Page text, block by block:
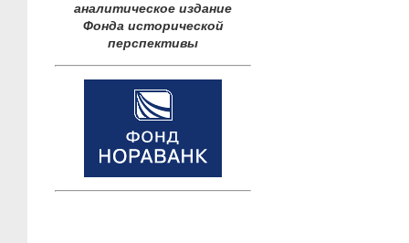
аналитическое издание
Фонда исторической
перспективы